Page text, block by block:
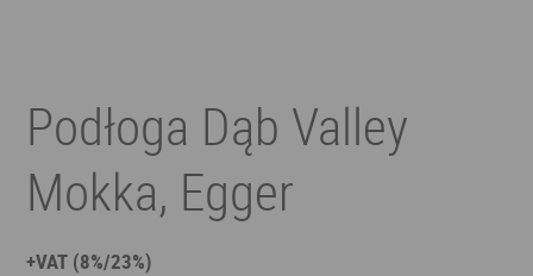
Podłoga Dąb Valley
Mokka, Egger
+VAT (8%/23%)